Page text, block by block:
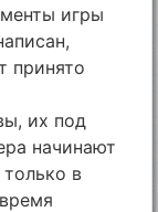
игры
принято
их под
начинают
в